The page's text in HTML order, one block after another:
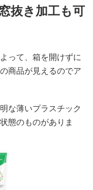
抜き加工も可
って、箱を開けずに
商品が見えるのでア
な薄いプラスチック
態のものがありま